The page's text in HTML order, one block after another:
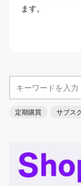
ます。
定期購買 サブス